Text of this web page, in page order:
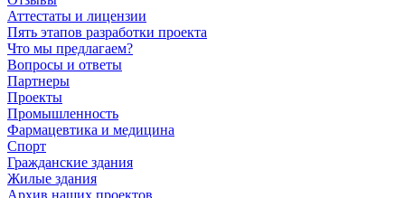
Аттестаты и лицензии
Пять этапов разработки проекта
Что мы предлагаем?
Вопросы и ответы
Партнеры
Проекты
Промышленность
Фармацевтика и медицина
Спорт
Гражданские здания
Жилые здания
Архив наших проектов